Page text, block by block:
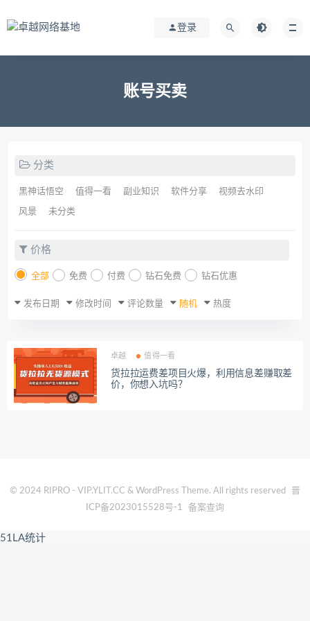
登录
账号买卖
分类
黑神话悟空 值得一看 副业知识 软件分享 视频去水印
风景 未分类
价格
全部 免费 付费 钻石免费 钻石优惠
发布日期 修改时间 评论数量 随机 热度
卓越 值得一看
货拉拉运费差项目火爆，利用信息差赚取差
价，你想入坑吗？
© 2024 RIPRO - VIP.YLIT.CC & WordPress Theme. All rights reserved
晋
ICP备2023015528号-1
备案查询
51LA统计